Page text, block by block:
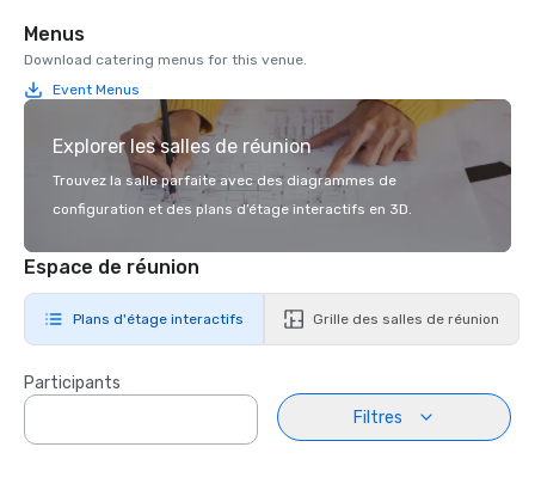
Menus
Download catering menus for this venue.
Event Menus
Explorer les salles de réunion
Trouvez la salle parfaite avec des diagrammes de
configuration et des plans d’étage interactifs en 3D.
Espace de réunion
Plans d'étage interactifs Grille des salles de réunion
Participants
Filtres